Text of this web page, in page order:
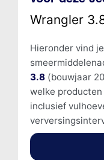
Wrangler
Hieronder vind
3.8(bouwjaar
welke
inclusief